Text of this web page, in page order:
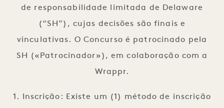
de responsabilidade limitada de Delaware
(“SH”), cujas decisões são finais e
vinculativas. O Concurso é patrocinado pela
SH («Patrocinador»), em colaboração com a
Wrappr.
1. Inscrição: Existe um (1) método de inscrição